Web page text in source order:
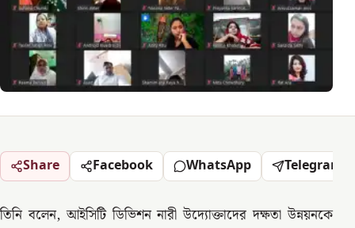
Share Facebook WhatsApp Telegram
তিনি বলেন, আইসিটি ডিভিশন নারী উদ্যোক্তাদের দক্ষতা উন্নয়নকে